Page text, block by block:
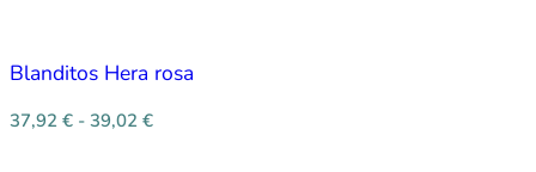
Blanditos Hera rosa
37,92 € - 39,02 €